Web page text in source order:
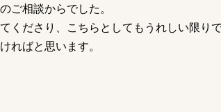
ご相談からでした。
くださり、こちらとしてもうれしい限り
ればと思います。